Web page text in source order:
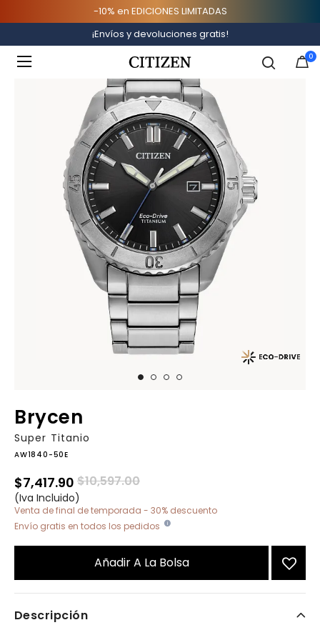
-10% en EDICIONES LIMITADAS
¡Envíos y devoluciones gratis!
0
Destacados Especiales Online
Brycen
Super Titanio
AW1840-50E
Precio reducido de
$10,597.00a
$7,417.90
(Iva Incluido)
Venta de final de temporada - 30% descuento
Envío gratis en todos los pedidos
Añadir A La Bolsa
Descripción
Manage Wishlist